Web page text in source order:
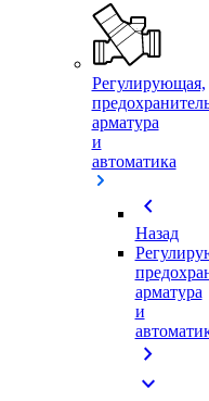
Регулирующая,
арматура
и
автоматика
chevron_left
Назад
арматура
и
chevron_right
expand_more